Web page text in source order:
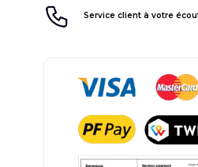
Service client à votre